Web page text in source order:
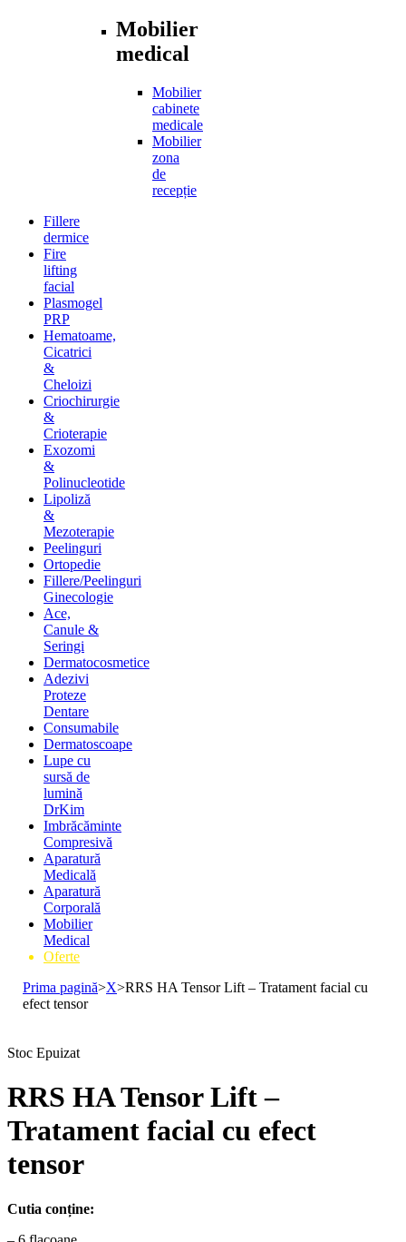
Mobilier
medical
Mobilier
cabinete
medicale
Mobilier
zona
de
recepție
Fillere
dermice
Fire
lifting
facial
Plasmogel
PRP
Hematoame,
Cicatrici
&
Cheloizi
Criochirurgie
&
Crioterapie
Exozomi
&
Polinucleotide
Lipoliză
&
Mezoterapie
Peelinguri
Ortopedie
Fillere/Peelinguri
Ginecologie
Ace,
Canule &
Seringi
Dermatocosmetice
Adezivi
Proteze
Dentare
Consumabile
Dermatoscoape
Lupe cu
sursă de
lumină
DrKim
Imbrăcăminte
Compresivă
Aparatură
Medicală
Aparatură
Corporală
Mobilier
Medical
Oferte
Prima pagină>X>RRS HA Tensor Lift – Tratament facial cu
efect tensor
Stoc Epuizat
RRS HA Tensor Lift –
Tratament facial cu efect
tensor
Cutia conține: